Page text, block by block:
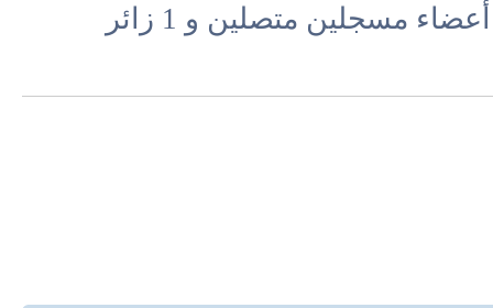
مسجلين متصلين و 1 زائر